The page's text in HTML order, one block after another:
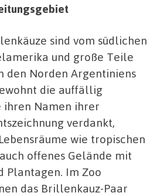
sind vom südlichen
und große Teile
den Norden Argentiniens
die auffällig
ihren Namen ihrer
verdankt,
wie tropischen
offenes Gelände mit
Plantagen. Im Zoo
das Brillenkauz-Paar